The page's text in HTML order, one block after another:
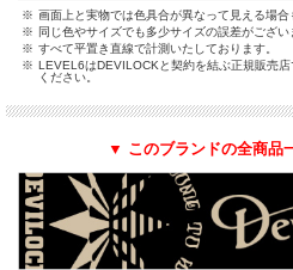
※ 画面上と実物では色具合が異なって見える場合
※
同じ色やサイズでも多少サイズの誤差がござい
※ すべて平置き直線で計測いたしております。
※ LEVEL6はDEVILOCKと契約を結ぶ正規販売
ください。
▼ このブランドの全商品